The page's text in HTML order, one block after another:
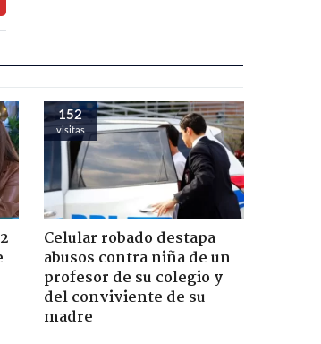
152
visitas
Celular robado destapa
abusos contra niña de un
profesor de su colegio y
del conviviente de su
madre